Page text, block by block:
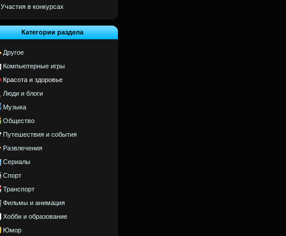
Участия в конкурсах
Категории раздела
Другое
Компьютерные игры
Красота и здоровье
Люди и блоги
Музыка
Общество
Путешествия и события
Развлечения
Сериалы
Спорт
Транспорт
Фильмы и анимация
Хобби и образование
Юмор